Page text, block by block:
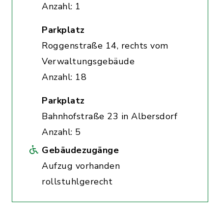
Anzahl: 1
Parkplatz
Roggenstraße 14, rechts vom
Verwaltungsgebäude
Anzahl: 18
Parkplatz
Bahnhofstraße 23 in Albersdorf
Anzahl: 5
Gebäudezugänge
Aufzug vorhanden
rollstuhlgerecht